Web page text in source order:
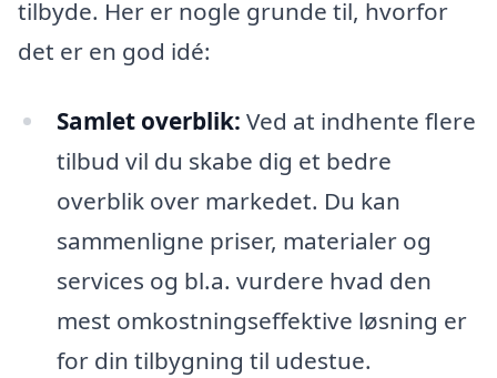
tilbyde. Her er nogle grunde til, hvorfor
det er en god idé:
Samlet overblik: Ved at indhente flere
tilbud vil du skabe dig et bedre
overblik over markedet. Du kan
sammenligne priser, materialer og
services og bl.a. vurdere hvad den
mest omkostningseffektive løsning er
for din tilbygning til udestue.